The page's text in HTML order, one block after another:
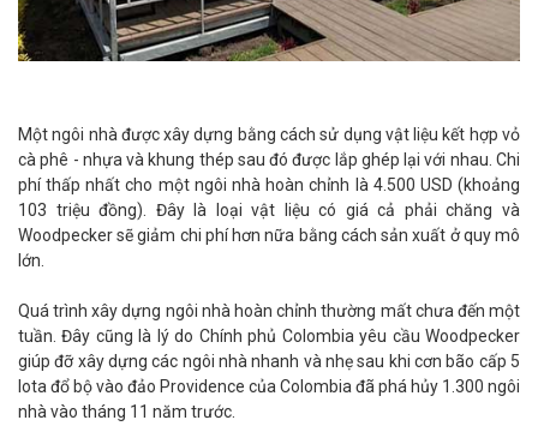
Một ngôi nhà được xây dựng bằng cách sử dụng vật liệu kết hợp vỏ
cà phê - nhựa và khung thép sau đó được lắp ghép lại với nhau. Chi
phí thấp nhất cho một ngôi nhà hoàn chỉnh là 4.500 USD (khoảng
103 triệu đồng). Đây là loại vật liệu có giá cả phải chăng và
Woodpecker sẽ giảm chi phí hơn nữa bằng cách sản xuất ở quy mô
lớn.
Quá trình xây dựng ngôi nhà hoàn chỉnh thường mất chưa đến một
tuần. Đây cũng là lý do Chính phủ Colombia yêu cầu Woodpecker
giúp đỡ xây dựng các ngôi nhà nhanh và nhẹ sau khi cơn bão cấp 5
Iota đổ bộ vào đảo Providence của Colombia đã phá hủy 1.300 ngôi
nhà vào tháng 11 năm trước.